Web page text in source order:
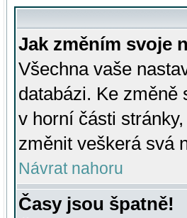
Jak změním svoje
Všechna vaše
databázi. Ke
v horní části
změnit veškerá svá
Návrat nahoru
Časy jsou špatně!